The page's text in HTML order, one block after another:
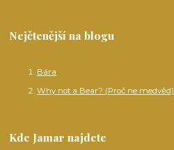
Nejčtenější na blogu
Bára
Why not a Bear? (Proč ne medvěd)
Kde Jamar najdete